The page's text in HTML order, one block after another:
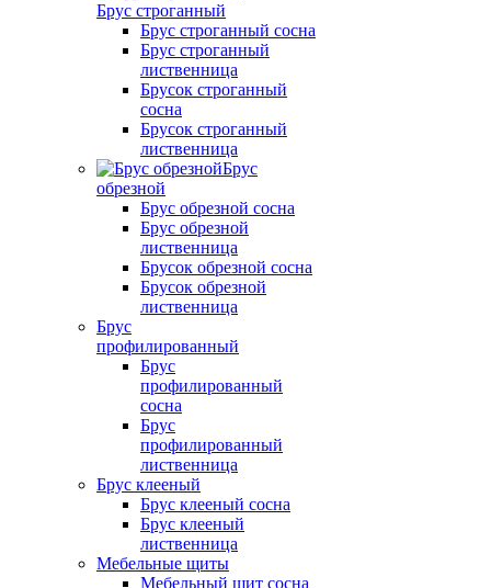
Брус строганный
Брус строганный сосна
Брус строганный
лиственница
Брусок строганный
сосна
Брусок строганный
лиственница
Брус
обрезной
Брус обрезной сосна
Брус обрезной
лиственница
Брусок обрезной сосна
Брусок обрезной
лиственница
Брус
профилированный
Брус
профилированный
сосна
Брус
профилированный
лиственница
Брус клееный
Брус клееный сосна
Брус клееный
лиственница
Мебельные щиты
Мебельный щит сосна